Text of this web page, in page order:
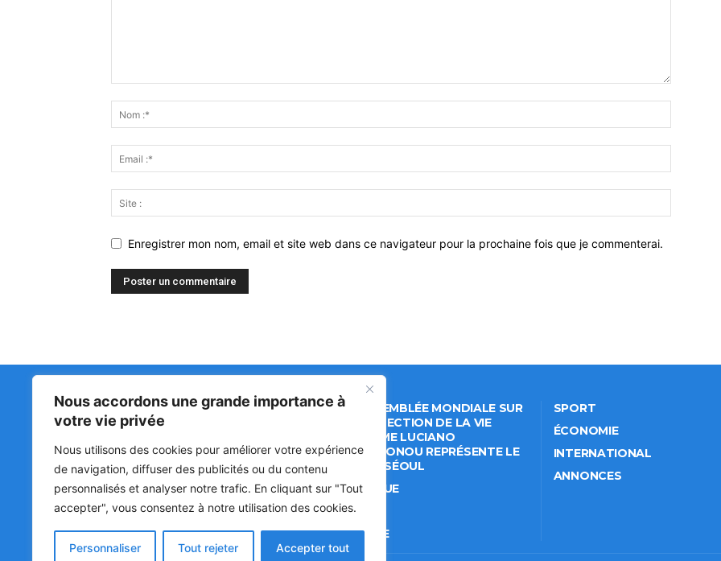
Nous accordons une grande importance à
votre vie privée
Nous utilisons des cookies pour améliorer votre expérience
de navigation, diffuser des publicités ou du contenu
personnalisés et analyser notre trafic. En cliquant sur "Tout
accepter", vous consentez à notre utilisation des cookies.
Personnaliser Tout rejeter Accepter tout
Enregistrer mon nom, email et site web dans ce navigateur pour la prochaine fois que je commenterai.
Matin Libre
Premiers sur l'info !
47ᵉ ASSEMBLÉE MONDIALE SUR
LA PROTECTION DE LA VIE
PRIVÉE: ME LUCIANO
HOUNKPONOU REPRÉSENTE LE
BÉNIN À SÉOUL
POLITIQUE
SOCIÉTÉ
CULTURE
SPORT
ÉCONOMIE
INTERNATIONAL
ANNONCES